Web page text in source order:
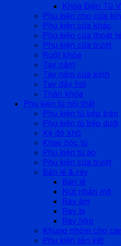
Khóa Điện Tử
Phụ kiện cho cửa
Phụ kiện cửa khác
Phụ kiện cửa thoát
Phụ kiện cửa trượt
Ruột khóa
Tay nắm
Tay nắm cửa kính
Tay đẩy hơi
Thân khóa
Phụ kiện tủ nội thất
Phụ kiện tủ bếp trên
Phụ kiện tủ bếp dưới
Kệ đồ khô
Khay hộc tủ
Phụ kiện tủ áo
Phụ kiện cửa trượt
Bản lề & ray
Bản lề
Nút nhấn mở
Ray âm
Ray bi
Ray hộp
Khung nhôm cho
Phụ kiện liên kết